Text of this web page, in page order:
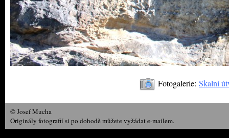
Fotogalerie: Skalní
© Josef Mucha
Originály fotografií si po dohodě můžete vyžádat e-mailem.